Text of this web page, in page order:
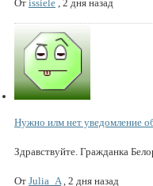
От issiele 2 дня назад
Нужно илм нет уведомление
Здравствуйте. Гражданка
От Julia_A 2 дня назад